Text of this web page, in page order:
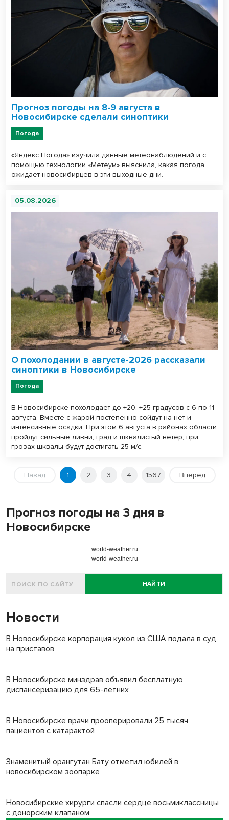
Прогноз погоды на 8-9 августа в
Новосибирске сделали синоптики
Погода
«Яндекс Погода» изучила данные метеонаблюдений и с
помощью технологии «Метеум» выяснила, какая погода
ожидает новосибирцев в эти выходные дни.
05.08.2026
О похолодании в августе-2026 рассказали
синоптики в Новосибирске
Погода
В Новосибирске похолодает до +20, +25 градусов с 6 по 11
августа. Вместе с жарой постепенно сойдут на нет и
интенсивные осадки. При этом 6 августа в районах области
пройдут сильные ливни, град и шквалистый ветер, при
грозах шквалы будут достигать 25 м/с.
Назад 1 2 3 4 1567 Вперед
Прогноз погоды на 3 дня в
Новосибирске
world-weather.ru
world-weather.ru
НАЙТИ
Новости
В Новосибирске корпорация кукол из США подала в суд
на приставов
В Новосибирске минздрав объявил бесплатную
диспансеризацию для 65-летних
В Новосибирске врачи прооперировали 25 тысяч
пациентов с катарактой
Знаменитый орангутан Бату отметил юбилей в
новосибирском зоопарке
Новосибирские хирурги спасли сердце восьмиклассницы
с донорским клапаном